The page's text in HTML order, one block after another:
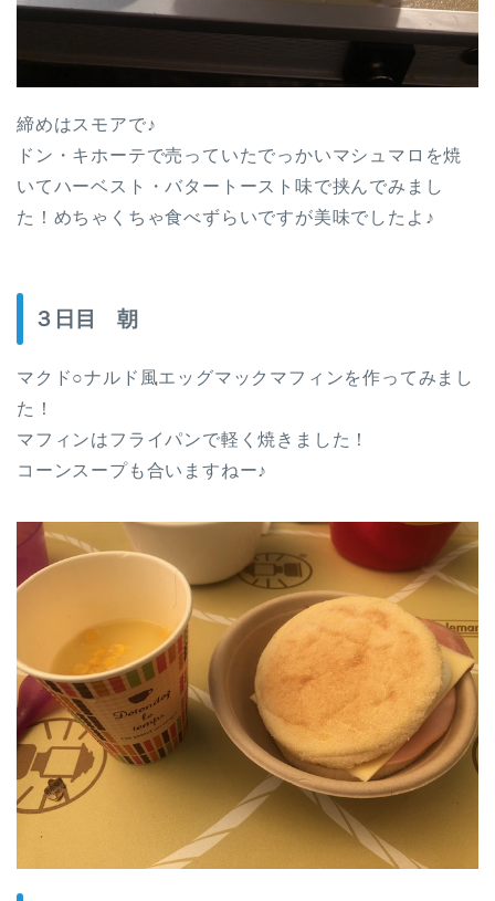
締めはスモアで♪
ドン・キホーテで売っていたでっかいマシュマロを焼
いてハーベスト・バタートースト味で挟んでみまし
た！めちゃくちゃ食べずらいですが美味でしたよ♪
３日目 朝
マクド○ナルド風エッグマックマフィンを作ってみまし
た！
マフィンはフライパンで軽く焼きました！
コーンスープも合いますねー♪